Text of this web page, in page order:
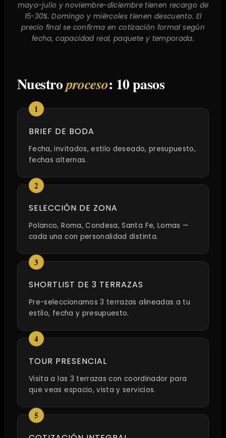
mayo-julio y noviembre-diciembre tienen recargo de
15-30%. Domingo y miércoles tienen descuento. El
precio final se confirma en cotización formal según
fecha, capacidad real, paquete y temporada.
Nuestroproceso: 10 pasos
BRIEF DE BODA
Fecha, invitados, estilo deseado, presupuesto,
fechas alternas.
SELECCIÓN DE ZONA
Polanco, Roma, Condesa, Santa Fe, Lomas —
cada una con personalidad distinta.
SHORTLIST DE 3 TERRAZAS
Pre-seleccionamos 3 terrazas alineadas a tu
estilo, fecha y presupuesto.
TOUR PRESENCIAL
Visita a las 3 terrazas con coordinador para
que veas espacio, vista y servicios.